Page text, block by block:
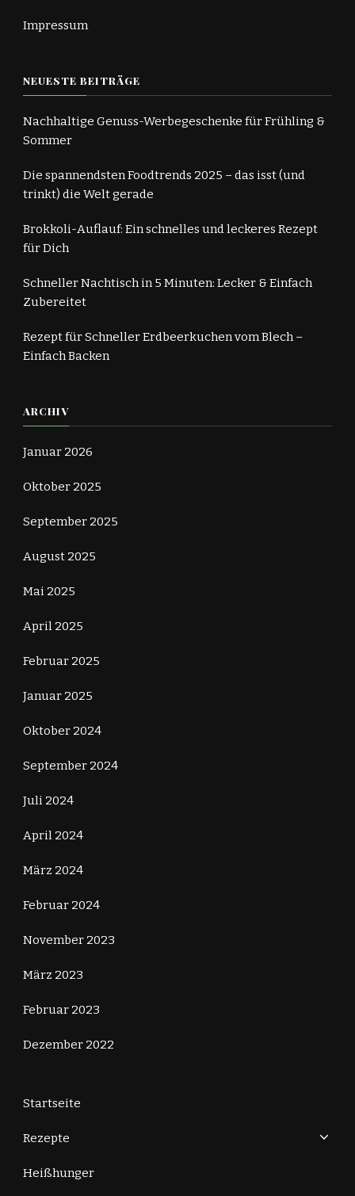
Impressum
NEUESTE BEITRÄGE
Nachhaltige Genuss-Werbegeschenke für Frühling &
Sommer
Die spannendsten Foodtrends 2025 – das isst (und
trinkt) die Welt gerade
Brokkoli-Auflauf: Ein schnelles und leckeres Rezept
für Dich
Schneller Nachtisch in 5 Minuten: Lecker & Einfach
Zubereitet
Rezept für Schneller Erdbeerkuchen vom Blech –
Einfach Backen
ARCHIV
Januar 2026
Oktober 2025
September 2025
August 2025
Mai 2025
April 2025
Februar 2025
Januar 2025
Oktober 2024
September 2024
Juli 2024
April 2024
März 2024
Februar 2024
November 2023
März 2023
Februar 2023
Dezember 2022
Startseite
Rezepte
Heißhunger